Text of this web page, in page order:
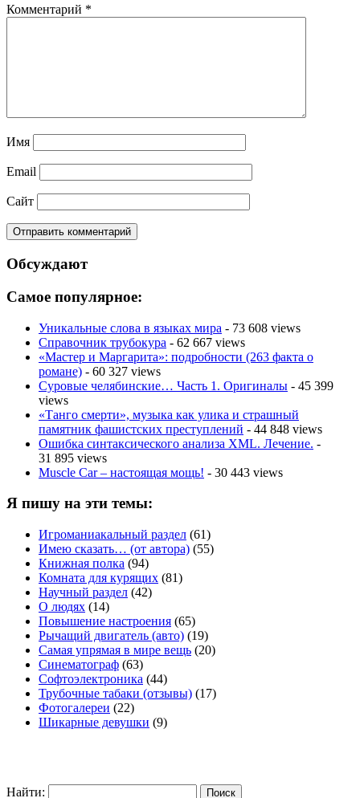
Комментарий *
Имя
Email
Сайт
Обсуждают
Самое популярное:
Уникальные слова в языках мира - 73 608 views
Справочник трубокура - 62 667 views
«Мастер и Маргарита»: подробности (263 факта о
романе) - 60 327 views
Суровые челябинские… Часть 1. Оригиналы - 45 399
views
«Танго смерти», музыка как улика и страшный
памятник фашистских преступлений - 44 848 views
Ошибка синтаксического анализа XML. Лечение. -
31 895 views
Muscle Car – настоящая мощь! - 30 443 views
Я пишу на эти темы:
Игроманиакальный раздел (61)
Имею сказать… (от автора) (55)
Книжная полка (94)
Комната для курящих (81)
Научный раздел (42)
О людях (14)
Повышение настроения (65)
Рычащий двигатель (авто) (19)
Самая упрямая в мире вещь (20)
Синематограф (63)
Софтоэлектроника (44)
Трубочные табаки (отзывы) (17)
Фотогалереи (22)
Шикарные девушки (9)
Найти: